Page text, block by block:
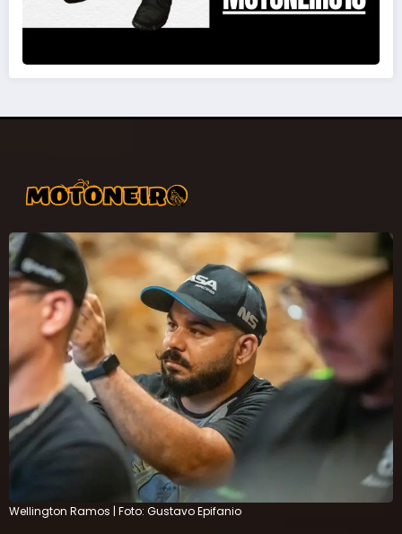
Wellington Ramos | Foto: Gustavo Epifanio